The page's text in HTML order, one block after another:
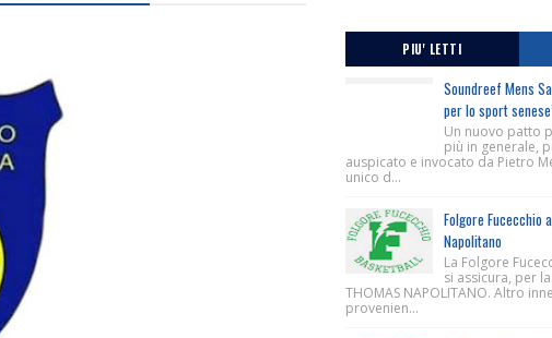
PIU' LETTI
Soundreef Mens
per lo sport
Un nuovo patto
più in generale,
auspicato e invocato da Pietro
unico d...
Folgore Fucecchio
Napolitano
La Folgore
si assicura, per
THOMAS NAPOLITANO. Altro
provenien...